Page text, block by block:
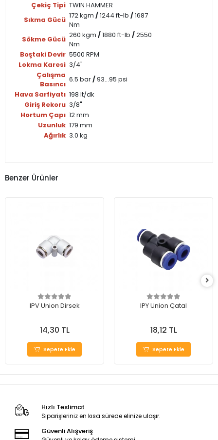
Çekiç Tipi TWIN HAMMER
Sıkma Gücü 172 kgm /1244 ft-lb /1687
Nm
Sökme Gücü 260 kgm /1880 ft-lb /2550
Nm
Boştaki Devir 5500 RPM
Lokma Karesi 3/4"
Çalışma
Basıncı
6.5 bar/93...95 psi
Hava Sarfiyatı 198 lt/dk
Giriş Rekoru 3/8"
Hortum Çapı 12 mm
Uzunluk 179 mm
Ağırlık 3.0 kg
Benzer Ürünler
IPV Union Dirsek
14,30 TL
Sepete Ekle
IPY Union Çatal
18,12 TL
Sepete Ekle
Hızlı Teslimat
Siparişleriniz en kısa sürede elinize ulaşır.
Güvenli Alışveriş